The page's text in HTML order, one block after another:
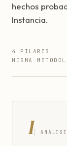
hechos
Instancia.
4 PILARES
MISMA
I